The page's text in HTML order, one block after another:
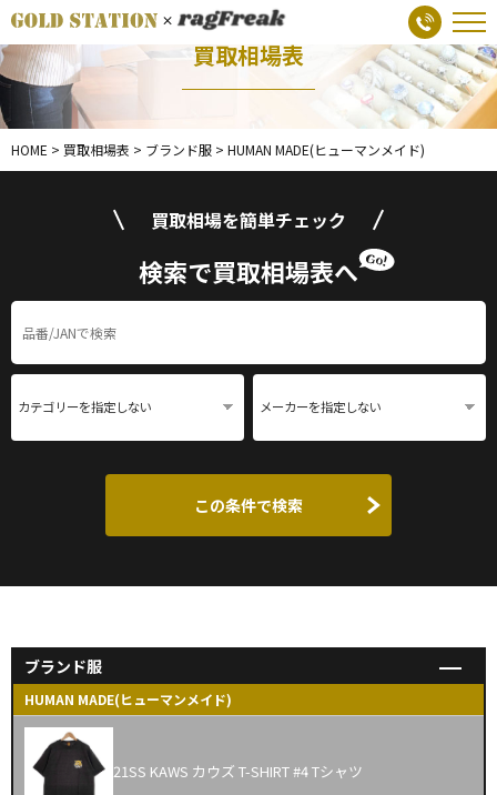
買取相場表
HOME > 買取相場表 > ブランド服 > HUMAN MADE(ヒューマンメイド)
買取相場を簡単チェック
検索で買取相場表へ
この条件で検索
ブランド服
HUMAN MADE(ヒューマンメイド)
21SS KAWS カウズ T-SHIRT #4 Tシャツ